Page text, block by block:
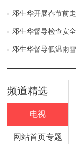
邓生华开展春节前
邓生华督导检查安
邓生华督导低温雨
频道精选
电视
网站首页专题